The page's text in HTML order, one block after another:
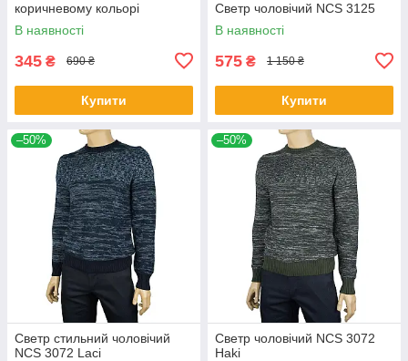
коричневому кольорі
В наявності
345 ₴ 690 ₴
Купити
Светр чоловічий NCS 3125
В наявності
575 ₴ 1 150 ₴
Купити
–50%
Светр стильний чоловічий
NCS 3072 Laci
–50%
Светр чоловічий NCS 3072
Haki